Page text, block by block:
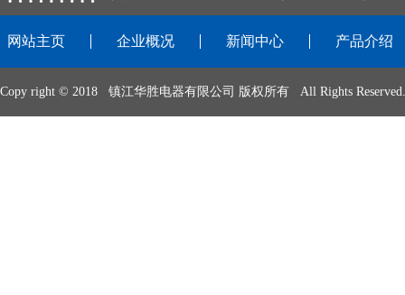
网站主页 企业概况 新闻中心 产品介绍
Copy right © 2018 镇江华胜电器有限公司 版权所有 All Rights